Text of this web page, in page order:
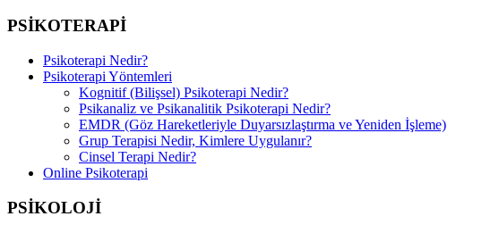
PSİKOTERAPİ
Psikoterapi Nedir?
Psikoterapi Yöntemleri
Kognitif (Bilişsel) Psikoterapi Nedir?
Psikanaliz ve Psikanalitik Psikoterapi Nedir?
EMDR (Göz Hareketleriyle Duyarsızlaştırma ve Yeniden İşleme)
Grup Terapisi Nedir, Kimlere Uygulanır?
Cinsel Terapi Nedir?
Online Psikoterapi
PSİKOLOJİ